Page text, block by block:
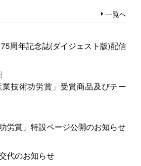
一覧へ
周年記念誌(ダイジェスト版)配信
業技術功労賞」受賞商品及びテー
労賞」特設ページ公開のお知らせ
代のお知らせ